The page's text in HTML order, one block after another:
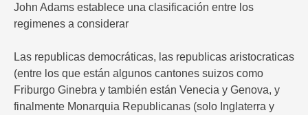
John Adams establece una clasificación entre los
regimenes a considerar
Las republicas democráticas, las republicas aristocraticas
(entre los que están algunos cantones suizos como
Friburgo Ginebra y también están Venecia y Genova, y
finalmente Monarquia Republicanas (solo Inglaterra y